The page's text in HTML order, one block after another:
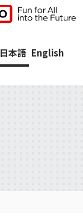
日本語 English